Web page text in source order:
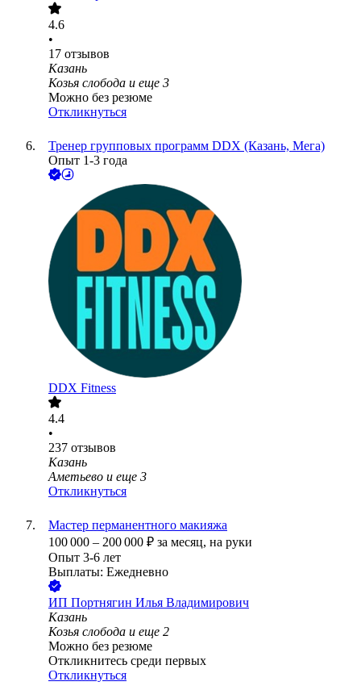
4.6
•
17 отзывов
Казань
Козья слобода и еще 3
Можно без резюме
Откликнуться
Тренер групповых программ DDX (Казань, Мега)
Опыт 1-3 года
DDX Fitness
4.4
•
237 отзывов
Казань
Аметьево и еще 3
Откликнуться
Мастер перманентного макияжа
100 000 – 200 000 ₽ за месяц, на руки
Опыт 3-6 лет
Выплаты: Ежедневно
ИП Портнягин Илья Владимирович
Казань
Козья слобода и еще 2
Можно без резюме
Откликнитесь среди первых
Откликнуться